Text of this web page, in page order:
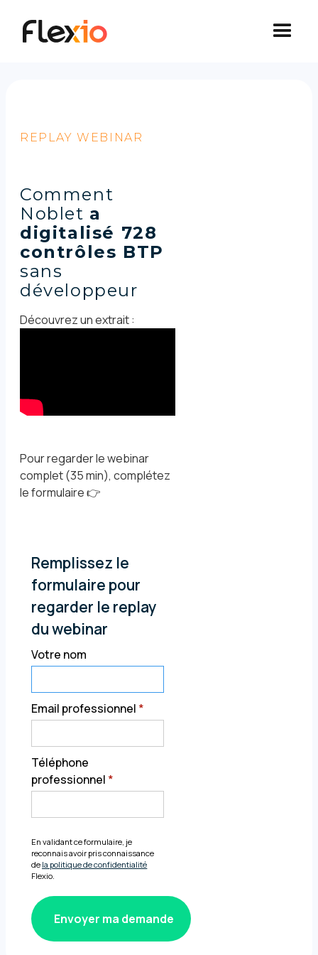
REPLAY WEBINAR
Comment
Noblet a
digitalisé 728
contrôles BTP
sans
développeur
Découvrez un extrait :
Pour regarder le webinar
complet (35 min), complétez
le formulaire 👉
Remplissez le
formulaire pour
regarder le replay
du webinar
Votre nom
Email professionnel *
Téléphone
professionnel *
En validant ce formulaire, je
reconnais avoir pris connaissance
de la politique de confidentialité
Flexio.